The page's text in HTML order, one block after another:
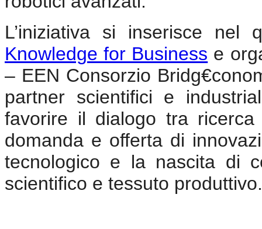
L’iniziativa si inserisce nel
Knowledge for Business e
– EEN Consorzio
partner scientifici e
favorire il dialogo tra ricerca
domanda e offerta di
tecnologico e la nascita di
scientifico e tessuto produttivo.